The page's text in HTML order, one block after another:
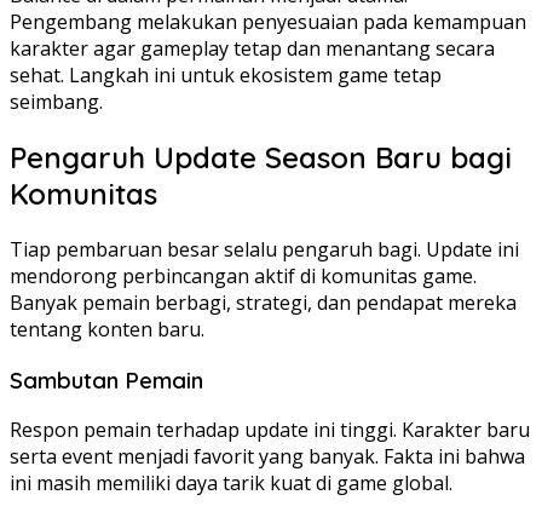
Pengembang melakukan penyesuaian pada kemampuan
karakter agar gameplay tetap dan menantang secara
sehat. Langkah ini untuk ekosistem game tetap
seimbang.
Pengaruh Update Season Baru bagi
Komunitas
Tiap pembaruan besar selalu pengaruh bagi. Update ini
mendorong perbincangan aktif di komunitas game.
Banyak pemain berbagi, strategi, dan pendapat mereka
tentang konten baru.
Sambutan Pemain
Respon pemain terhadap update ini tinggi. Karakter baru
serta event menjadi favorit yang banyak. Fakta ini bahwa
ini masih memiliki daya tarik kuat di game global.